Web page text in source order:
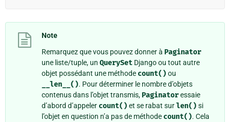
Note
Remarquez que vous pouvez donner à Paginator
une liste/tuple, un QuerySet Django ou tout autre
objet possédant une méthode count() ou
__len__(). Pour déterminer le nombre d’objets
contenus dans l’objet transmis,Paginatoressaie
d’abord d’appeler count() et se rabat surlen() si
l’objet en question n’a pas de méthode count(). Cela